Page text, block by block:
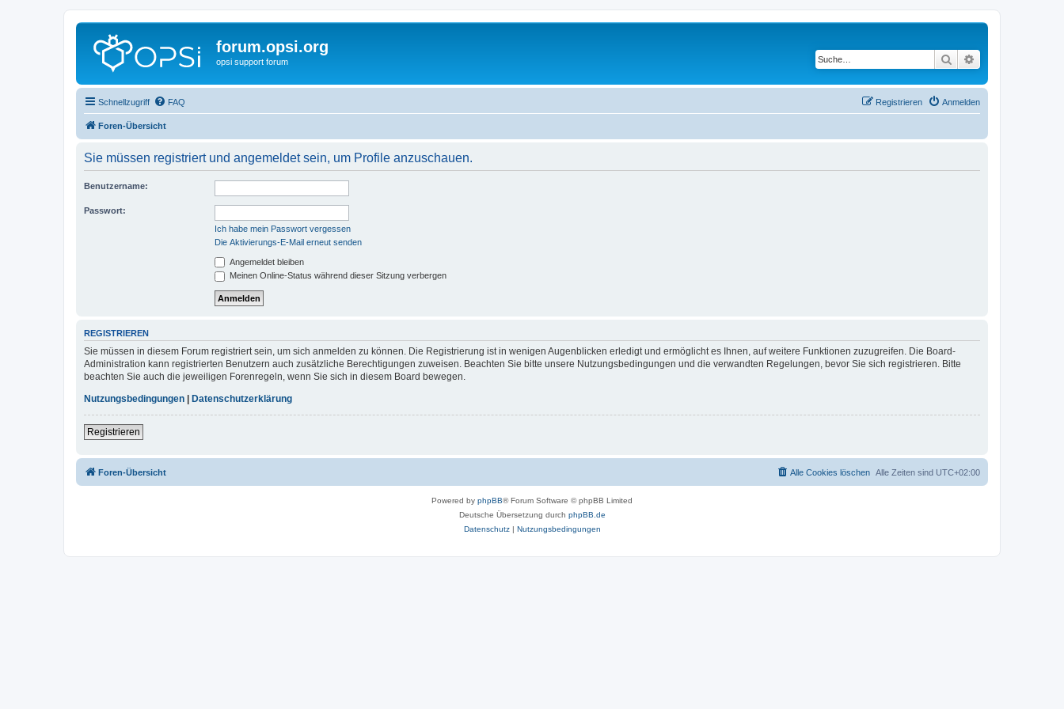
forum.opsi.org
opsi support forum Suche
Schnellzugriff FAQ Anmelden
Registrieren
Foren-Übersicht
Sie müssen registriert und angemeldet sein, um Profile anzuschauen.
Benutzername:
Passwort:
Ich habe mein Passwort vergessen
Die Aktivierungs-E-Mail erneut senden
Angemeldet bleiben
Meinen Online-Status während dieser Sitzung verbergen
REGISTRIEREN
Sie müssen in diesem Forum registriert sein, um sich anmelden zu können. Die Registrierung ist in wenigen Augenblicken erledigt und ermöglicht es Ihnen, auf weitere Funktionen zuzugreifen. Die Board-
Administration kann registrierten Benutzern auch zusätzliche Berechtigungen zuweisen. Beachten Sie bitte unsere Nutzungsbedingungen und die verwandten Regelungen, bevor Sie sich registrieren. Bitte
beachten Sie auch die jeweiligen Forenregeln, wenn Sie sich in diesem Board bewegen.
Nutzungsbedingungen
Datenschutzerklärung
Registrieren
Foren-Übersicht Alle Zeiten sind UTC+02:00
Alle Cookies löschen
Powered by phpBB® Forum Software © phpBB Limited
Deutsche Übersetzung durch phpBB.de
Datenschutz| Nutzungsbedingungen